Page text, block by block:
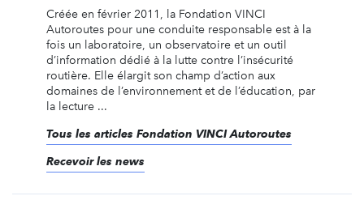
Créée en février 2011, la Fondation VINCI
Autoroutes pour une conduite responsable est à la
fois un laboratoire, un observatoire et un outil
d’information dédié à la lutte contre l’insécurité
routière. Elle élargit son champ d’action aux
domaines de l’environnement et de l’éducation, par
la lecture ...
Tous les articles Fondation VINCI Autoroutes
Recevoir les news